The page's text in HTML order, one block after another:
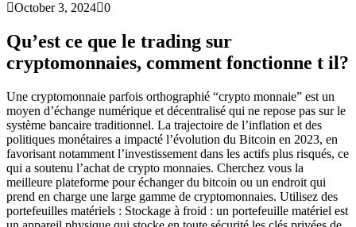
October 3, 2024 0
Qu’est ce que le trading sur
cryptomonnaies, comment fonctionne t il?
Une cryptomonnaie parfois orthographié “crypto monnaie” est un
moyen d’échange numérique et décentralisé qui ne repose pas sur le
système bancaire traditionnel. La trajectoire de l’inflation et des
politiques monétaires a impact​é l’évolution du Bitcoin en 2023, en
favorisant notamment l’investissement dans les actifs plus risqués, ce
qui a soutenu l’achat de crypto monnaies. Cherchez vous la
meilleure plateforme pour échanger du bitcoin ou un endroit qui
prend en charge une large gamme de cryptomonnaies. Utilisez des
portefeuilles matériels : Stockage à froid : un portefeuille matériel est